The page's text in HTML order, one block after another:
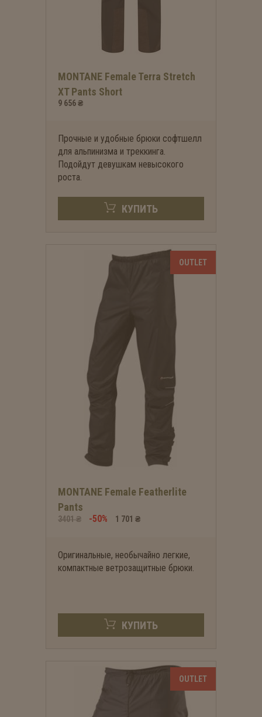
MONTANE Female Terra Stretch
XT Pants Short
9 656 ₴
Прочные и удобные брюки софтшелл
для альпинизма и треккинга.
Подойдут девушкам невысокого
роста.
КУПИТЬ
MONTANE Female Featherlite
Pants
3401 ₴ -50% 1 701 ₴
Оригинальные, необычайно легкие,
компактные ветрозащитные брюки.
КУПИТЬ